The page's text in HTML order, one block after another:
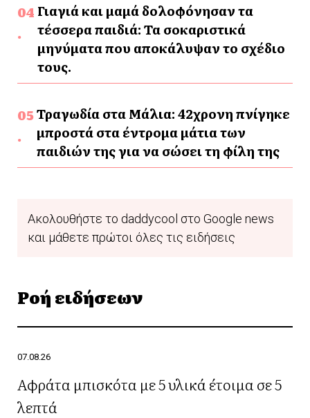
Γιαγιά και μαμά δολοφόνησαν τα
τέσσερα παιδιά: Τα σοκαριστικά
μηνύματα που αποκάλυψαν το σχέδιο
τους.
Τραγωδία στα Μάλια: 42χρονη πνίγηκε
μπροστά στα έντρομα μάτια των
παιδιών της για να σώσει τη φίλη της
Ακολουθήστε το daddycool στο Google news
και μάθετε πρώτοι όλες τις ειδήσεις
Ροή ειδήσεων
07.08.26
Αφράτα μπισκότα με 5 υλικά έτοιμα σε 5
λεπτά